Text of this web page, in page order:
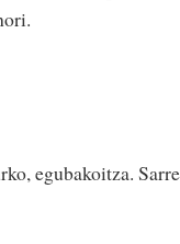
egubakoitza.